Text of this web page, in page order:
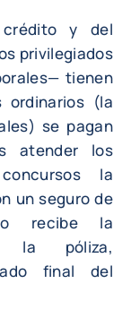
y del
privilegiados
tienen
ordinarios (la
se pagan
atender los
la
un seguro de
recibe la
la póliza,
final del